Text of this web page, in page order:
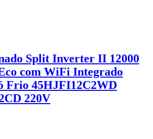
Split Inverter II 12000
com WiFi Integrado
Frio 45HJFI12C2WD
220V